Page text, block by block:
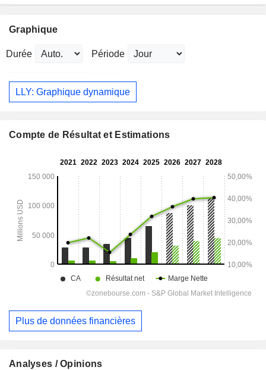
Graphique
Durée Période
LLY: Graphique dynamique
Compte de Résultat et Estimations
Plus de données financières
Analyses / Opinions